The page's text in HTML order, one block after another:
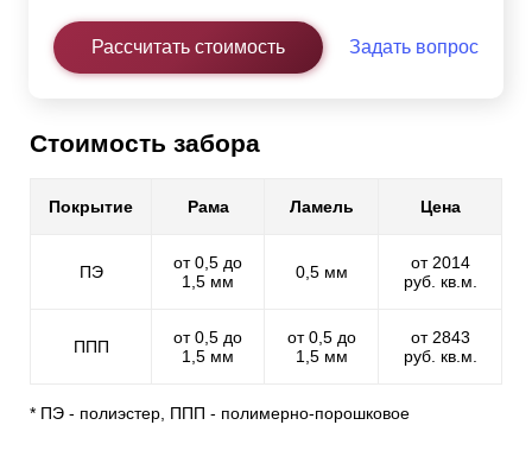
Рассчитать стоимость Задать вопрос
Стоимость забора
Покрытие Рама Ламель Цена
ПЭ
от 0,5 до
1,5 мм
0,5 мм
от 2014
руб. кв.м.
ППП
от 0,5 до
1,5 мм
от 0,5 до
1,5 мм
от 2843
руб. кв.м.
* ПЭ - полиэстер, ППП - полимерно-порошковое